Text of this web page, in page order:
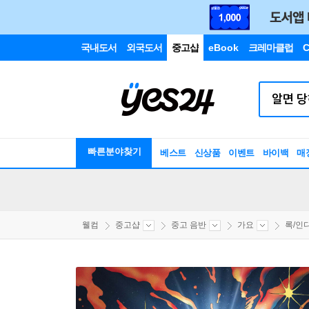
국내도서 외국도서 중고샵 eBook 크레마클럽
빠른분야찾기 베스트 신상품 이벤트 바이백 매
웰컴 중고샵 중고 음반 가요 록/인